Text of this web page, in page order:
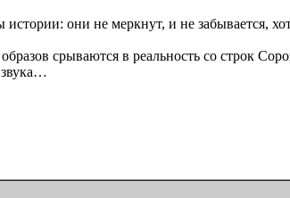
истории: они не меркнут, и не забывается,
срываются в реальность со строк